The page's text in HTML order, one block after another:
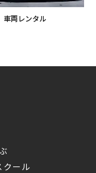
車両レンタル
クール